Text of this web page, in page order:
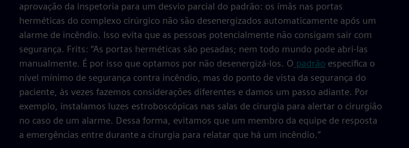
aprovação da inspetoria para um desvio parcial do padrão: os ímãs nas portas
herméticas do complexo cirúrgico não são desenergizados automaticamente após um
alarme de incêndio. Isso evita que as pessoas potencialmente não consigam sair com
segurança. Frits: “As portas herméticas são pesadas; nem todo mundo pode abri-las
manualmente. É por isso que optamos por não desenergizá-los. O padrão especifica o
nível mínimo de segurança contra incêndio, mas do ponto de vista da segurança do
paciente, às vezes fazemos considerações diferentes e damos um passo adiante. Por
exemplo, instalamos luzes estroboscópicas nas salas de cirurgia para alertar o cirurgião
no caso de um alarme. Dessa forma, evitamos que um membro da equipe de resposta
a emergências entre durante a cirurgia para relatar que há um incêndio.”